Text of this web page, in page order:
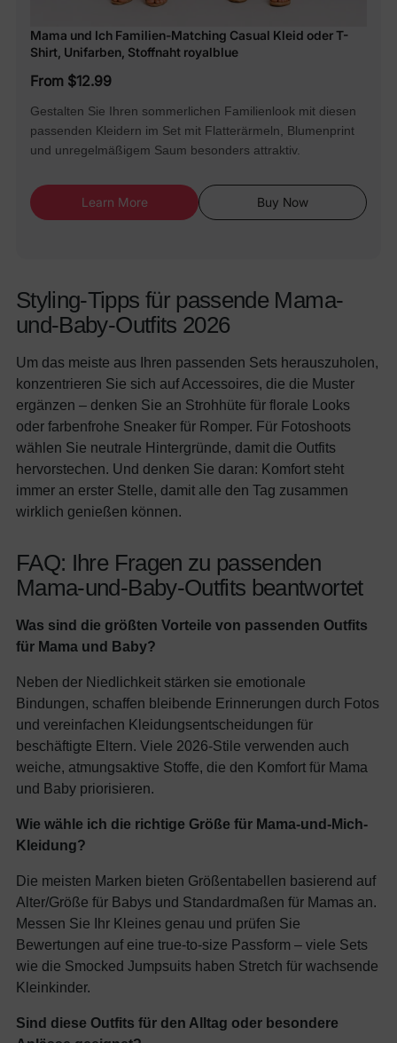
Mama und Ich Familien-Matching Casual Kleid oder T-
Shirt, Unifarben, Stoffnaht royalblue
From $12.99
Gestalten Sie Ihren sommerlichen Familienlook mit diesen
passenden Kleidern im Set mit Flatterärmeln, Blumenprint
und unregelmäßigem Saum besonders attraktiv.
Learn More Buy Now
Styling-Tipps für passende Mama-
und-Baby-Outfits 2026
Um das meiste aus Ihren passenden Sets herauszuholen,
konzentrieren Sie sich auf Accessoires, die die Muster
ergänzen – denken Sie an Strohhüte für florale Looks
oder farbenfrohe Sneaker für Romper. Für Fotoshoots
wählen Sie neutrale Hintergründe, damit die Outfits
hervorstechen. Und denken Sie daran: Komfort steht
immer an erster Stelle, damit alle den Tag zusammen
wirklich genießen können.
FAQ: Ihre Fragen zu passenden
Mama-und-Baby-Outfits beantwortet
Was sind die größten Vorteile von passenden Outfits
für Mama und Baby?
Neben der Niedlichkeit stärken sie emotionale
Bindungen, schaffen bleibende Erinnerungen durch Fotos
und vereinfachen Kleidungsentscheidungen für
beschäftigte Eltern. Viele 2026-Stile verwenden auch
weiche, atmungsaktive Stoffe, die den Komfort für Mama
und Baby priorisieren.
Wie wähle ich die richtige Größe für Mama-und-Mich-
Kleidung?
Die meisten Marken bieten Größentabellen basierend auf
Alter/Größe für Babys und Standardmaßen für Mamas an.
Messen Sie Ihr Kleines genau und prüfen Sie
Bewertungen auf eine true-to-size Passform – viele Sets
wie die Smocked Jumpsuits haben Stretch für wachsende
Kleinkinder.
Sind diese Outfits für den Alltag oder besondere